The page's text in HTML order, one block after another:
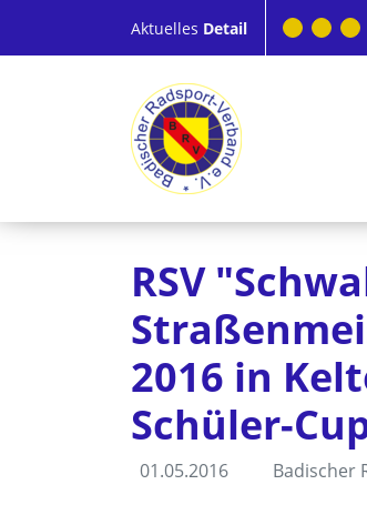
Aktuelles Detail
RSV
2016 in
Schüler-
01.05.2016 Badischer